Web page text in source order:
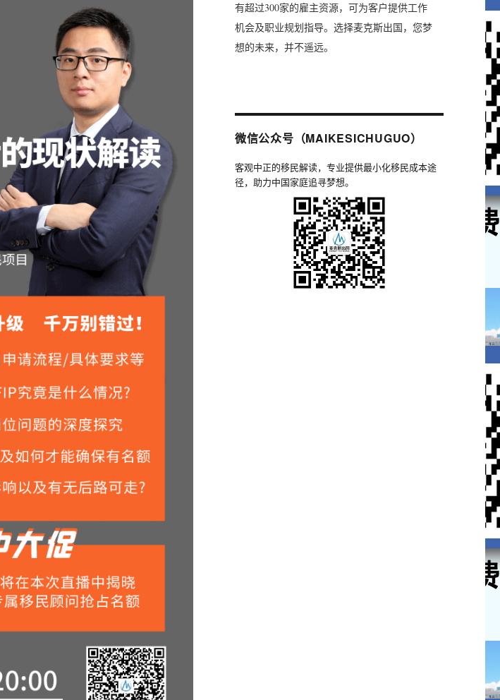
有超过300家的雇主资源，可为客户提供工作
机会及职业规划指导。选择麦克斯出国，您梦
想的未来，并不遥远。
微信公众号（MAIKESICHUGUO）
客观中正的移民解读，专业提供最小化移民成本途
径，助力中国家庭追寻梦想。